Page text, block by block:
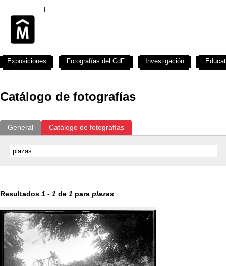
Catálogo de fotografías
General Catálogo de fotografías
Resultados 1 - 1 de 1 para plazas
Exposiciones Fotografías del CdF Investigación